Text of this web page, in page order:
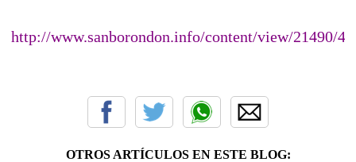
http://www.sanborondon.info/content/view/21490/
OTROS ARTÍCULOS EN ESTE BLOG: